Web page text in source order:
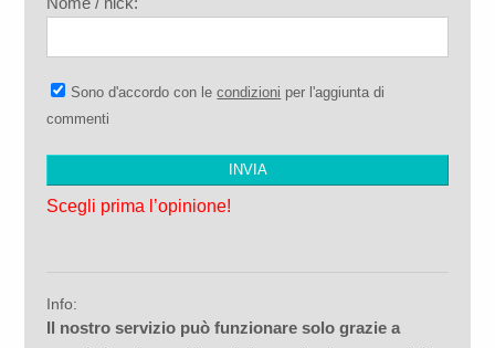
Sono d'accordo con lecondizioni per l'aggiunta di
commenti
Scegli prima l’opinione!
Info:
Il nostro servizio può funzionare solo grazie a